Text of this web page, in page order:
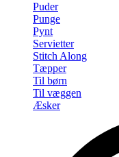
Puder
Punge
Pynt
Servietter
Stitch Along
Tæpper
Til børn
Til væggen
Æsker